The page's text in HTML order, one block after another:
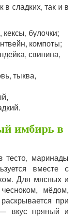
сладких, так и в
булочки;
компоты;
свинина,
тыква,
имбирь в
тесто, маринады
вместе с
Для мясных и
мёдом,
при
— вкус пряный и